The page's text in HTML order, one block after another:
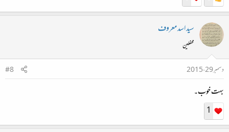
سید اسد معروف
محفلین
دسمبر 29، 2015
#8
بہت خوب۔
1